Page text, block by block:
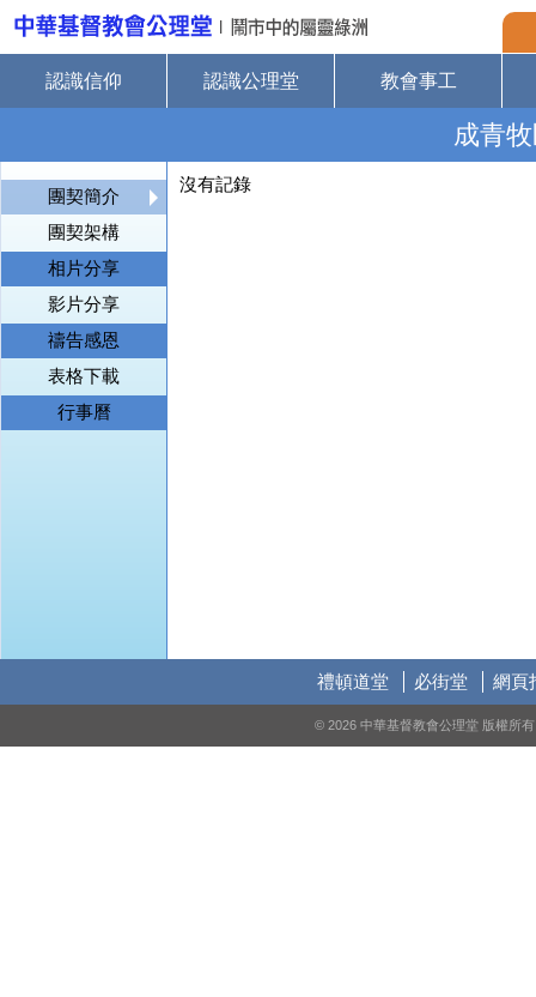
認識信仰 認識公理堂 教會事工
成青
團契簡介
團契架構
相片分享
影片分享
禱告感恩
表格下載
行事曆
沒有記錄
禮頓道堂 必街堂 網頁
© 2026 中華基督教會公理堂 版權所